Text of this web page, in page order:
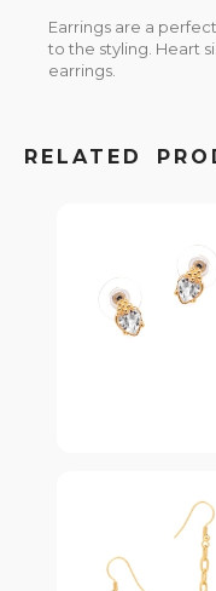
Earrings are a
to the styling. Heart
earrings.
RELATED